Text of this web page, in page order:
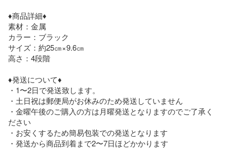
♦商品詳細♦
素材：金属
カラー：ブラック
サイズ：約25㎝×9.6㎝
高さ：4段階
♦︎発送について♦︎
・1〜2日で発送致します。
・土日祝は郵便局がお休みのため発送していません
・金曜午後のご購入の方は月曜発送となりますのでご了承く
ださい
・お安くするため簡易包装での発送となります
・発送から商品到着まで2〜7日ほどかかります